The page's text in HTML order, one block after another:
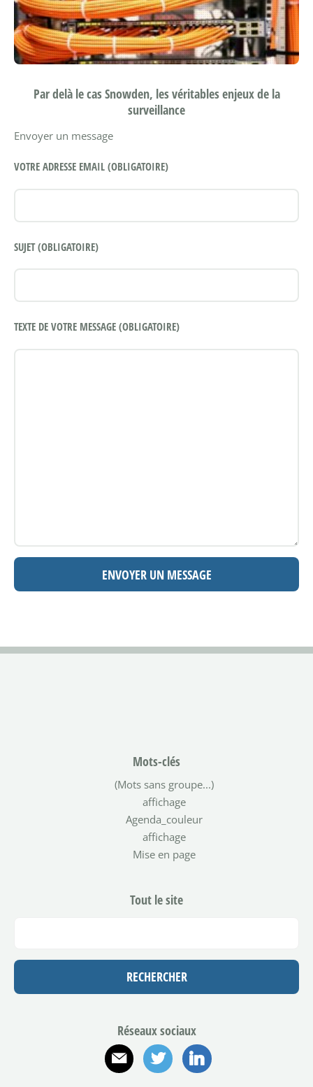
Par delà le cas Snowden, les véritables enjeux de la
surveillance
Envoyer un message
VOTRE ADRESSE EMAIL (OBLIGATOIRE)
SUJET (OBLIGATOIRE)
TEXTE DE VOTRE MESSAGE (OBLIGATOIRE)
Mots-clés
(Mots sans groupe...)
affichage
Agenda_couleur
affichage
Mise en page
Tout le site
Réseaux sociaux